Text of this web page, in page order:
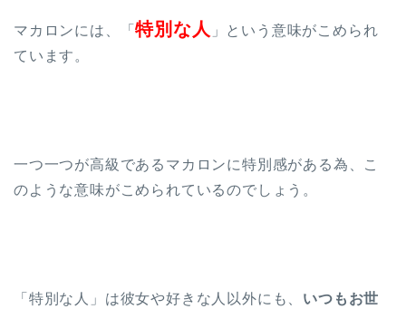
マカロンには、「特別な人 」という意味がこめられ
ています。
一つ一つが高級であるマカロンに特別感がある為、こ
のような意味がこめられているのでしょう。
「特別な人」は彼女や好きな人以外にも、 いつもお世